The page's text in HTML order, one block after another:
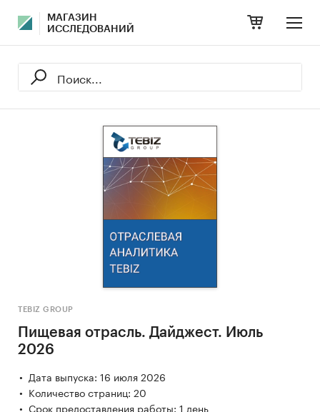
МАГАЗИН
ИССЛЕДОВАНИЙ
TEBIZ GROUP
Пищевая отрасль. Дайджест. Июль
2026
Дата выпуска: 16 июля 2026
Количество страниц: 20
Срок предоставления работы: 1 день